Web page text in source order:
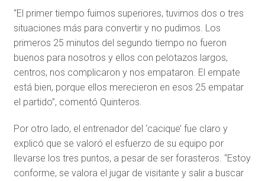
“El primer tiempo fuimos superiores, tuvimos dos o tres
situaciones más para convertir y no pudimos. Los
primeros 25 minutos del segundo tiempo no fueron
buenos para nosotros y ellos con pelotazos largos,
centros, nos complicaron y nos empataron. El empate
está bien, porque ellos merecieron en esos 25 empatar
el partido”, comentó Quinteros.
Por otro lado, el entrenador del ‘cacique’ fue claro y
explicó que se valoró el esfuerzo de su equipo por
llevarse los tres puntos, a pesar de ser forasteros. “Estoy
conforme, se valora el jugar de visitante y salir a buscar